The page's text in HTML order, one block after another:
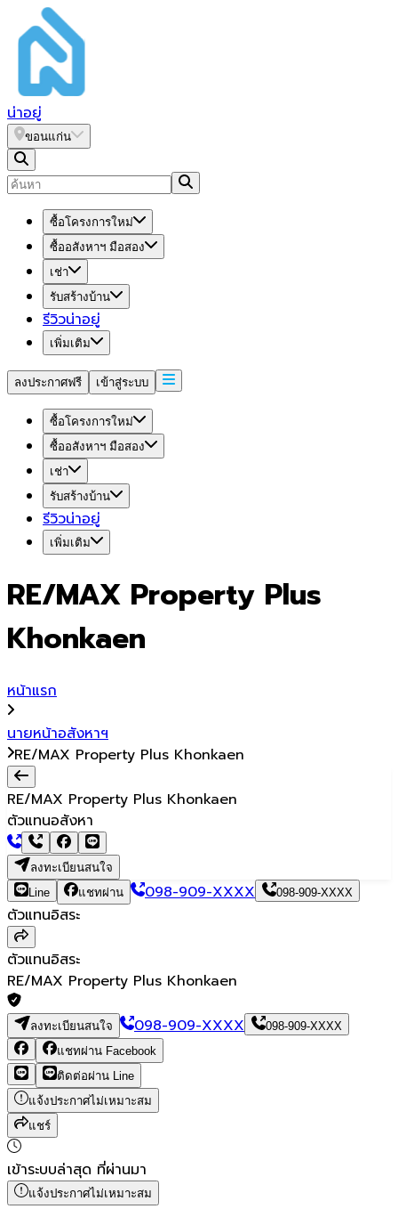
น่าอยู่
ขอนแก่น
ซื้อโครงการใหม่
ซื้ออสังหาฯ มือสอง
เช่า
รับสร้างบ้าน
รีวิวน่าอยู่
เพิ่มเติม
ลงประกาศฟรี เข้าสู่ระบบ
ซื้อโครงการใหม่
ซื้ออสังหาฯ มือสอง
เช่า
รับสร้างบ้าน
รีวิวน่าอยู่
เพิ่มเติม
RE/MAX Property Plus
Khonkaen
หน้าแรก
นายหน้าอสังหาฯ
RE/MAX Property Plus Khonkaen
RE/MAX Property Plus Khonkaen
ตัวแทนอสังหา
ลงทะเบียนสนใจ
Line
แชทผ่าน 098-909-XXXX 098-909-XXXX
ตัวแทนอิสระ
ตัวแทนอิสระ
RE/MAX Property Plus Khonkaen
ลงทะเบียนสนใจ 098-909-XXXX
098-909-XXXX
แชทผ่าน Facebook
ติดต่อผ่าน Line
แจ้งประกาศไม่เหมาะสม
แชร์
เข้าระบบล่าสุด ที่ผ่านมา
แจ้งประกาศไม่เหมาะสม